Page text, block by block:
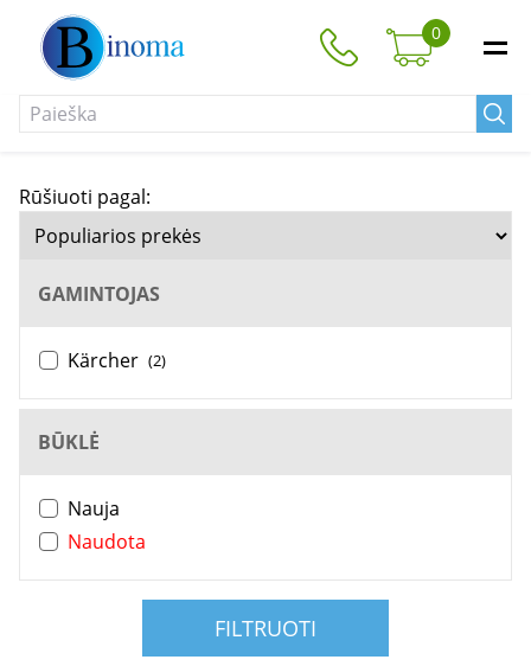
0
Rūšiuoti pagal:
GAMINTOJAS
Kärcher (2)
BŪKLĖ
Nauja
Naudota
FILTRUOTI